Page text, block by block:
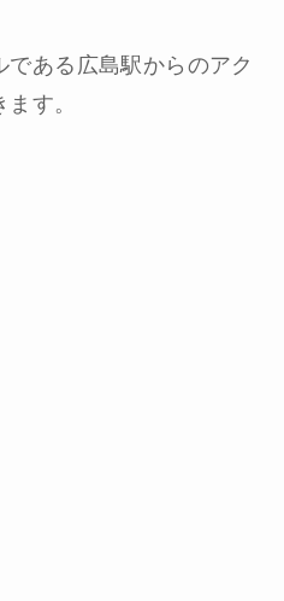
ある広島駅からのアク
す。